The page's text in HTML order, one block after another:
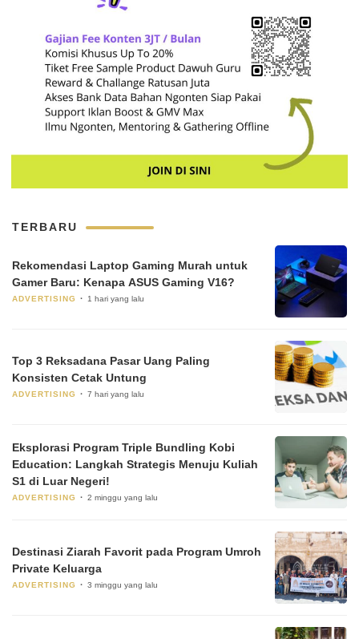
TERBARU
Rekomendasi Laptop Gaming Murah untuk
Gamer Baru: Kenapa ASUS Gaming V16?
ADVERTISING 1 hari yang lalu
Top 3 Reksadana Pasar Uang Paling
Konsisten Cetak Untung
ADVERTISING 7 hari yang lalu
Eksplorasi Program Triple Bundling Kobi
Education: Langkah Strategis Menuju Kuliah
S1 di Luar Negeri!
ADVERTISING 2 minggu yang lalu
Destinasi Ziarah Favorit pada Program Umroh
Private Keluarga
ADVERTISING 3 minggu yang lalu